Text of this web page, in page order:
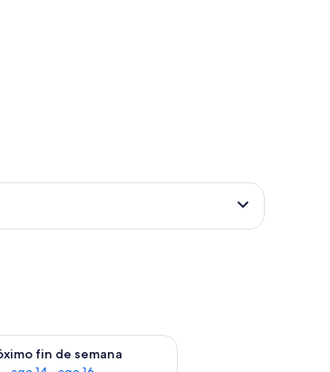
7 - ago 9
fin de semana
disponibilidad para el próximo fin de semana ago